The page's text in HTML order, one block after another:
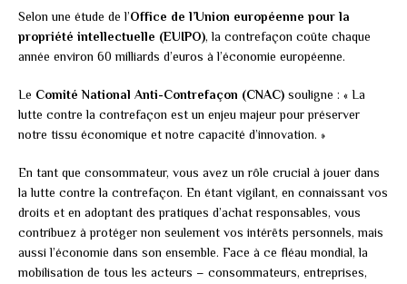
Selon une étude de l’Office de l’Union européenne pour la
propriété intellectuelle (EUIPO), la contrefaçon coûte chaque
année environ 60 milliards d’euros à l’économie européenne.
Le Comité National Anti-Contrefaçon (CNAC) souligne : « La
lutte contre la contrefaçon est un enjeu majeur pour préserver
notre tissu économique et notre capacité d’innovation. »
En tant que consommateur, vous avez un rôle crucial à jouer dans
la lutte contre la contrefaçon. En étant vigilant, en connaissant vos
droits et en adoptant des pratiques d’achat responsables, vous
contribuez à protéger non seulement vos intérêts personnels, mais
aussi l’économie dans son ensemble. Face à ce fléau mondial, la
mobilisation de tous les acteurs – consommateurs, entreprises,